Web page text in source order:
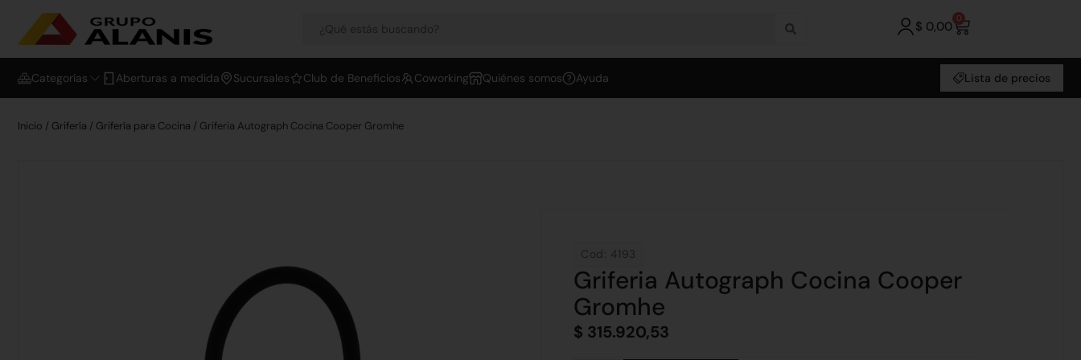
$ 0,00 0
Categorías Aberturas a medida Sucursales Club de Beneficios Coworking Quiénes somos Ayuda Lista de precios
Inicio / Grifería / Grifería para Cocina / Griferia Autograph Cocina Cooper Gromhe
Cod: 4193
Griferia Autograph Cocina Cooper
Gromhe
$ 315.920,53